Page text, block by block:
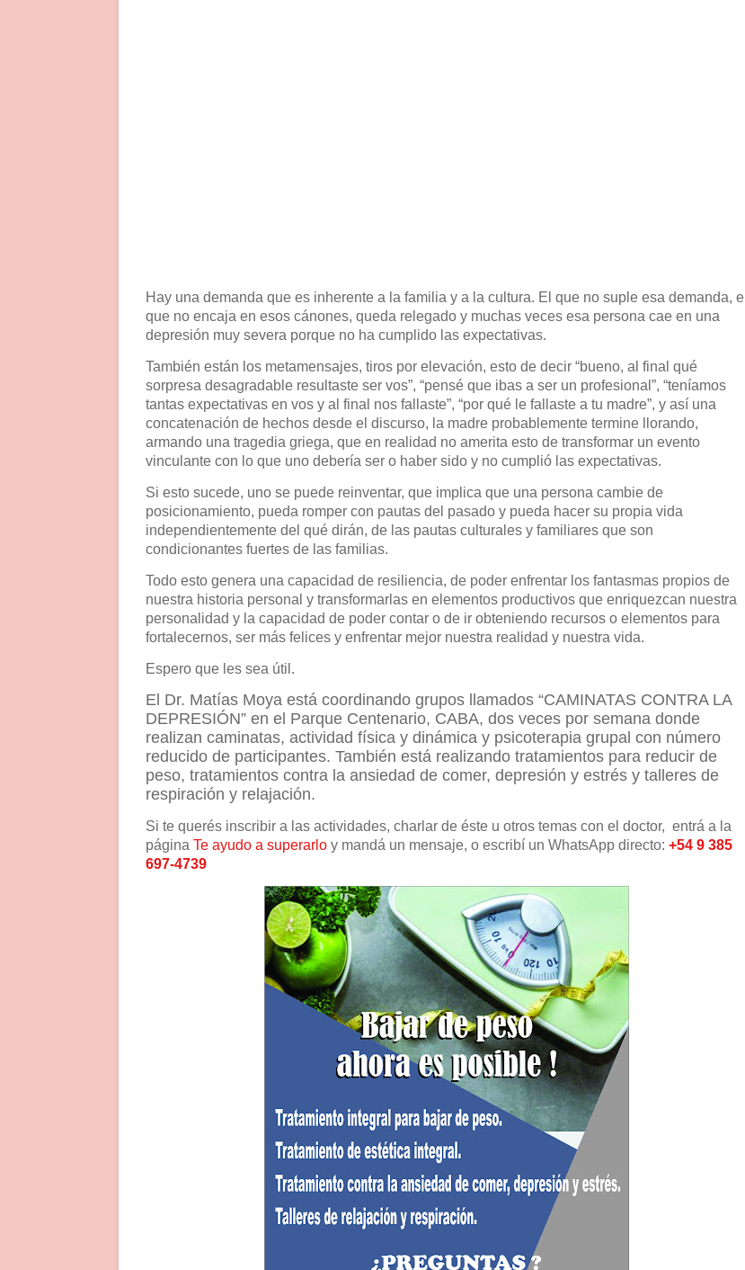
Hay una demanda que es inherente a la familia y a la cultura. El que no suple esa demanda, el
que no encaja en esos cánones, queda relegado y muchas veces esa persona cae en una
depresión muy severa porque no ha cumplido las expectativas.
También están los metamensajes, tiros por elevación, esto de decir “bueno, al final qué
sorpresa desagradable resultaste ser vos”, “pensé que ibas a ser un profesional”, “teníamos
tantas expectativas en vos y al final nos fallaste”, “por qué le fallaste a tu madre”, y así una
concatenación de hechos desde el discurso, la madre probablemente termine llorando,
armando una tragedia griega, que en realidad no amerita esto de transformar un evento
vinculante con lo que uno debería ser o haber sido y no cumplió las expectativas.
Si esto sucede, uno se puede reinventar, que implica que una persona cambie de
posicionamiento, pueda romper con pautas del pasado y pueda hacer su propia vida
independientemente del qué dirán, de las pautas culturales y familiares que son
condicionantes fuertes de las familias.
Todo esto genera una capacidad de resiliencia, de poder enfrentar los fantasmas propios de
nuestra historia personal y transformarlas en elementos productivos que enriquezcan nuestra
personalidad y la capacidad de poder contar o de ir obteniendo recursos o elementos para
fortalecernos, ser más felices y enfrentar mejor nuestra realidad y nuestra vida.
Espero que les sea útil.
El Dr. Matías Moya está coordinando grupos llamados “CAMINATAS CONTRA LA
DEPRESIÓN” en el Parque Centenario, CABA, dos veces por semana donde
realizan caminatas, actividad física y dinámica y psicoterapia grupal con número
reducido de participantes. También está realizando tratamientos para reducir de
peso, tratamientos contra la ansiedad de comer, depresión y estrés y talleres de
respiración y relajación.
Si te querés inscribir a las actividades, charlar de éste u otros temas con el doctor, entrá a la
página Te ayudo a superarlo y mandá un mensaje, o escribí un WhatsApp directo: +54 9 385
697-4739